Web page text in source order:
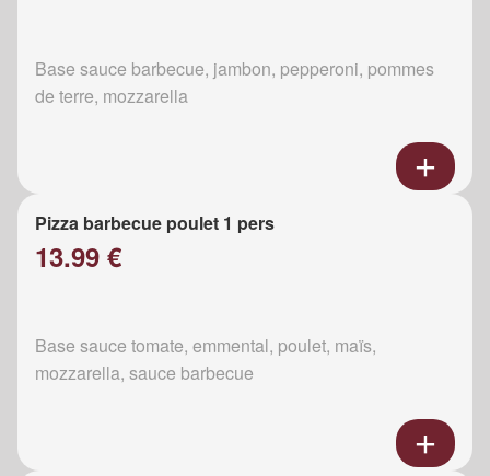
Base sauce barbecue, jambon, pepperoni, pommes
de terre, mozzarella
Pizza barbecue poulet 1 pers
13.99 €
Base sauce tomate, emmental, poulet, maïs,
mozzarella, sauce barbecue